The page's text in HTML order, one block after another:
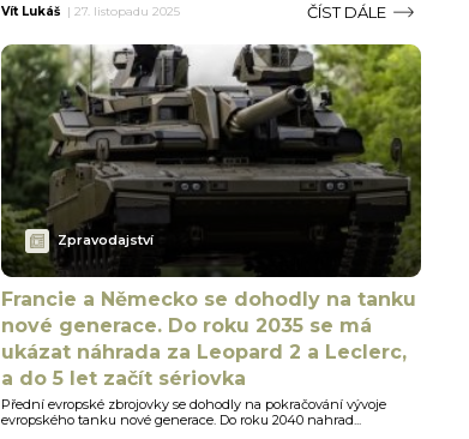
Vít Lukáš | 27. listopadu 2025 ČÍST DÁLE
Zpravodajství
Francie a Německo se dohodly na tanku
nové generace. Do roku 2035 se má
ukázat náhrada za Leopard 2 a Leclerc,
a do 5 let začít sériovka
Přední evropské zbrojovky se dohodly na pokračování vývoje
evropského tanku nové generace. Do roku 2040 nahrad...